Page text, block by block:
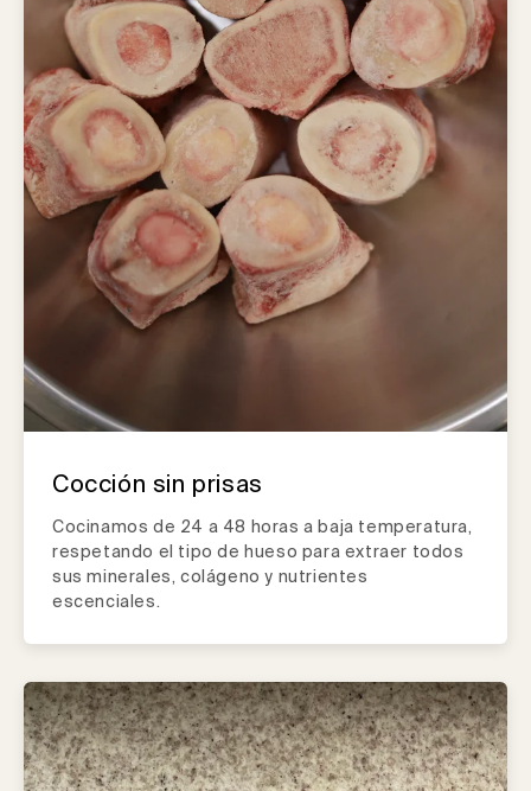
Cocción sin prisas
Cocinamos de 24 a 48 horas a baja temperatura,
respetando el tipo de hueso para extraer todos
sus minerales, colágeno y nutrientes
escenciales.